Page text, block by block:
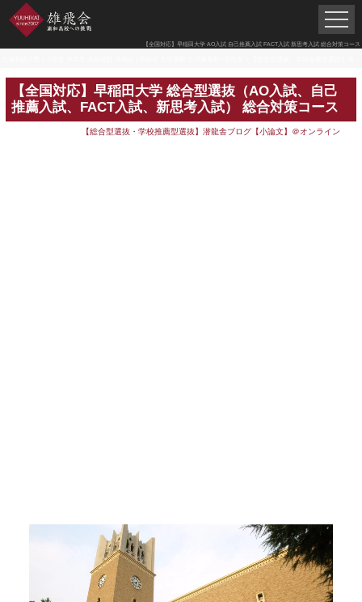
【全国対応】早稲田大学 AO入試 自己推薦入試 FACT入試 新思考入試 総合対策コース
【全国対応】早稲田大学 総合型選抜（AO入試、自己
推薦入試、FACT入試、新思考入試） 総合対策コース
【総合型選抜・学校推薦型選抜】潜龍舎ブログ【小論文】＠オンライン